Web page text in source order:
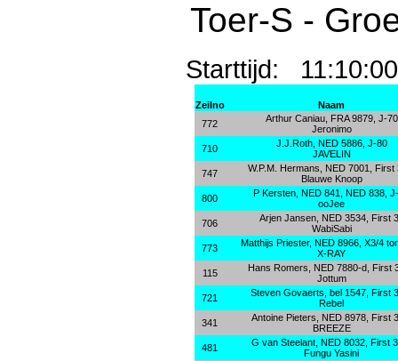
Toer-S -
Starttijd:
Zeilno
Naam
772
Arthur Caniau, FRA 9879, J-70
Jeronimo
710
J.J.Roth, NED 5886, J-80
JAVELIN
747
W.P.M. Hermans, NED 7001, First
Blauwe Knoop
800
P Kersten, NED 841, NED 838,
ooJee
706
Arjen Jansen, NED 3534, First
WabiSabi
773
Matthijs Priester, NED 8966, X3/4
X-RAY
115
Hans Romers, NED 7880-d, First
Jottum
721
Steven Govaerts, bel 1547, First
Rebel
341
Antoine Pieters, NED 8978, First
BREEZE
481
G van Steelant, NED 8032, First
Fungu Yasini